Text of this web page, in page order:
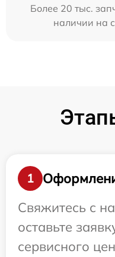
Более 20 тыс.
наличии на
1
Свяжитесь с
оставьте
сервисного